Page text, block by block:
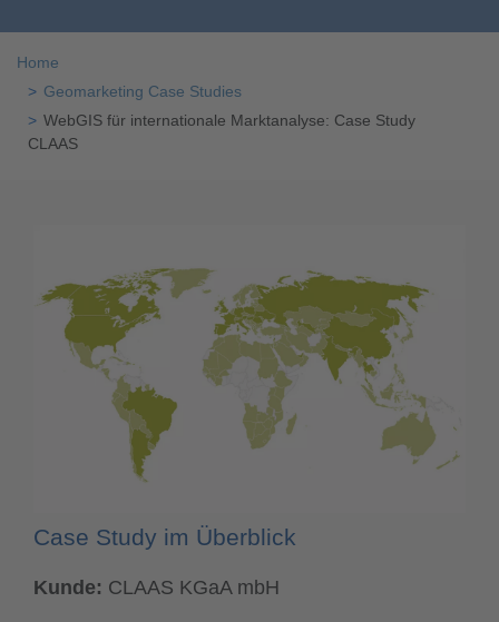
Home
Geomarketing Case Studies
WebGIS für internationale Marktanalyse: Case Study
CLAAS
Case Study im Überblick
Kunde: CLAAS KGaA mbH